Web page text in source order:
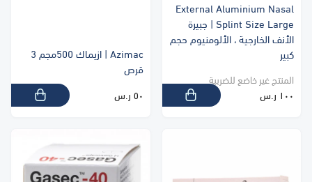
External Aluminium Nasal
Splint Size Large | جبيرة
الأنف الخارجية ، الألومنيوم حجم
كبير
المنتج غير خاضع للضريبة
١٠٠ ر.س
Azimac | ازيماك 500مجم 3
قرص
٥٠ ر.س